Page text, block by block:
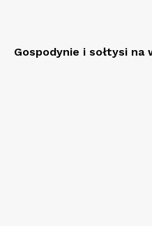
Gospodynie i sołtysi na